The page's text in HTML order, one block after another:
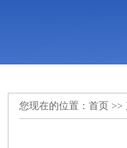
您现在的位置： 首页 >>